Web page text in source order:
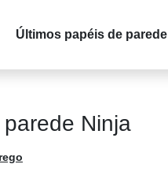
Últimos papéis de parede
Ninja